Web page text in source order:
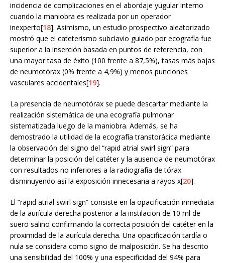
incidencia de complicaciones en el abordaje yugular interno
cuando la maniobra es realizada por un operador
inexperto[18]. Asimismo, un estudio prospectivo aleatorizado
mostró que el cateterismo subclavio guiado por ecografía fue
superior a la inserción basada en puntos de referencia, con
una mayor tasa de éxito (100 frente a 87,5%), tasas más bajas
de neumotórax (0% frente a 4,9%) y menos punciones
vasculares accidentales[19].
La presencia de neumotórax se puede descartar mediante la
realización sistemática de una ecografía pulmonar
sistematizada luego de la maniobra. Además, se ha
demostrado la utilidad de la ecografía transtorácica mediante
la observación del signo del “rapid atrial swirl sign” para
determinar la posición del catéter y la ausencia de neumotórax
con resultados no inferiores a la radiografía de tórax
disminuyendo así la exposición innecesaria a rayos x[20].
El “rapid atrial swirl sign” consiste en la opacificación inmediata
de la aurícula derecha posterior a la instilacion de 10 ml de
suero salino confirmando la correcta posición del catéter en la
proximidad de la aurícula derecha. Una opacificación tardía o
nula se considera como signo de malposición. Se ha descrito
una sensibilidad del 100% y una especificidad del 94% para